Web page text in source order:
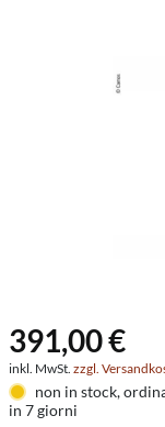
391,00 €
inkl. MwSt. zzgl.
non in stock,
in 7 giorni